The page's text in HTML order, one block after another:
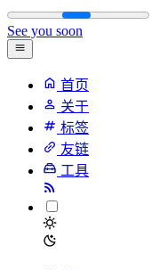
See you soon
首页
关于
标签
友链
工具